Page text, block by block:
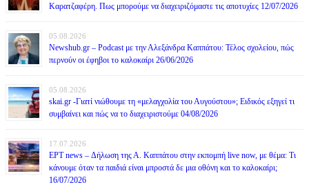
Καρατζαφέρη. Πως μπορούμε να διαχειριζόμαστε τις αποτυχίες 12/07/2026
05.08.2026
Newshub.gr – Podcast με την Αλεξάνδρα Καππάτου: Τέλος σχολείου, πώς
περνούν οι έφηβοι το καλοκαίρι 26/06/2026
05.08.2026
skai.gr -Γιατί νιώθουμε τη «μελαγχολία του Αυγούστου»; Ειδικός εξηγεί τι
συμβαίνει και πώς να το διαχειριστούμε 04/08/2026
17.07.2026
ΕΡΤ news – Δήλωση της Α. Καππάτου στην εκπομπή live now, με θέμα: Τι
κάνουμε όταν τα παιδιά είναι μπροστά δε μια οθόνη και το καλοκαίρι;
16/07/2026